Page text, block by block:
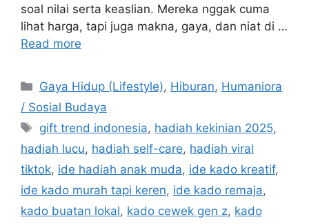
soal nilai serta keaslian. Mereka nggak cuma
lihat harga, tapi juga makna, gaya, dan niat di …
Read more
C
a
e
g
o
r
i
Gaya Hidup (Lifestyle), Hiburan, Humaniora
/ Sosial Budaya
T
a
s
gift trend indonesia, hadiah kekinian 2025,
hadiah lucu, hadiah self-care, hadiah viral
tiktok, ide hadiah anak muda, ide kado kreatif,
ide kado murah tapi keren, ide kado remaja,
kado buatan lokal, kado cewek gen z, kado